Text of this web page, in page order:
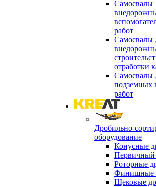
Самосвалы
работ
Самосвалы
отработки
Самосвалы
подземных
работ
Дробильно-
оборудование
Конусные
Первичный
Роторные
Финишные
Щековые